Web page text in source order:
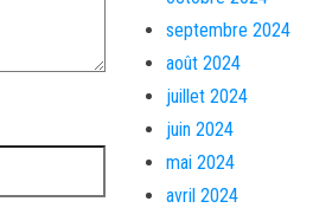
septembre 2024
août 2024
juillet 2024
juin 2024
mai 2024
avril 2024